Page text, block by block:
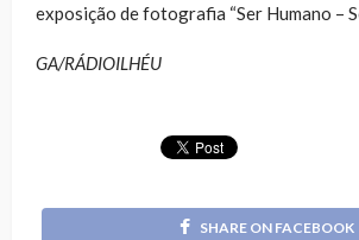
exposição de fotografia “Ser Humano –
GA/RÁDIOILHÉU
SHARE ON FACEBOOK